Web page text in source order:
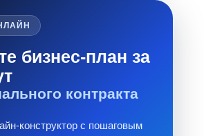
бизнес-план за
контракта
конструктор с пошаговым